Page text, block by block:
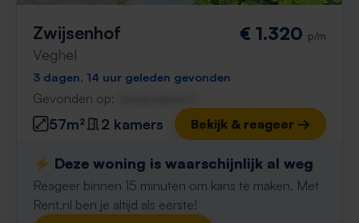
Zwijsenhof
Veghel
€ 1.320 p/m
3 dagen, 14 uur geleden gevonden
Gevonden op:
57m² 2 kamers Bekijk & reageer →
⚡️ Deze woning is waarschijnlijk al weg
Reageer binnen 15 minuten om kans te maken. Met
Rent.nl ben je altijd als eerste!